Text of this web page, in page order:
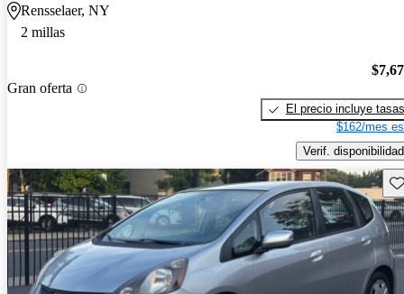
Rensselaer, NY
2 millas
Gran oferta
El precio incluye tasas
$162/mes
Verif. disponibilidad